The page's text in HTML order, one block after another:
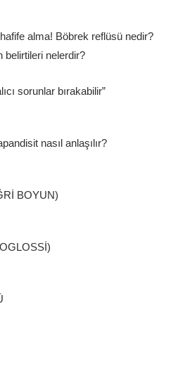
alma! Böbrek reflüsü nedir?
belirtileri nelerdir?
sorunlar bırakabilir”
nasıl anlaşılır?
BOYUN)